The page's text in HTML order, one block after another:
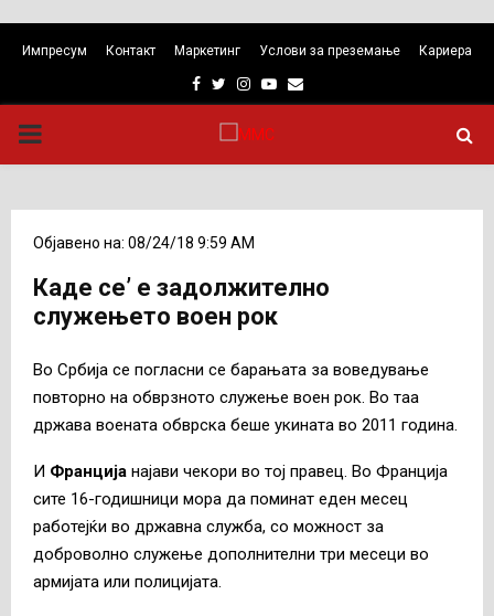
Импресум Контакт Маркетинг Услови за преземање Кариера
Facebook
TwitterInstagram
Youtube
Email
PRIMARY
Објавено на: 08/24/18 9:59 AM
Каде се’ е задолжително
служењето воен рок
Во Србија се погласни се барањата за воведување
повторно на обврзното служење воен рок. Во таа
држава воената обврска беше укината во 2011 година.
И Франција најави чекори во тој правец. Во Франција
сите 16-годишници мора да поминат еден месец
работејќи во државна служба, со можност за
доброволно служење дополнителни три месеци во
армијата или полицијата.